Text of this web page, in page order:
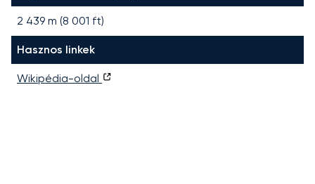
2 439 m (8 001 ft)
Hasznos linkek
Wikipédia-oldal